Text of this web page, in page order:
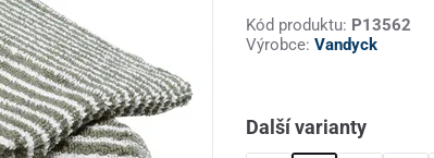
Kód produktu: P13562
Výrobce: Vandyck
Další varianty